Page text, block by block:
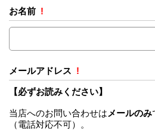
お名前 !
メールアドレス !
【必ずお読みください】
当店へのお問い合わせは メールのみ
（電話対応不可）。